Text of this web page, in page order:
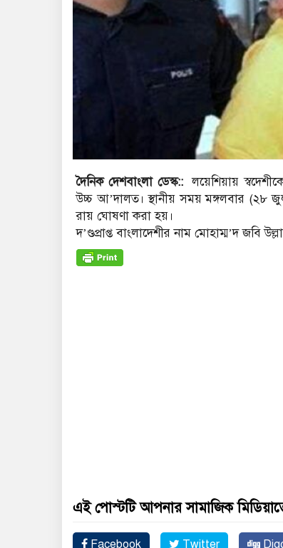
দৈনিক দেশবাংলা ডেস্ক::লয়েশিয়ায়
উচ্চ আ’দালত। স্থানীয় সময় মঙ্গলবার (২৮
রায় ঘোষণা করা হয়।
দ’ণ্ডপ্রাপ্ত বাংলাদেশীর নাম মোহাম্ম’দ জবি
এই পোস্টটি আপনার সামাজিক
Facebook Twitter